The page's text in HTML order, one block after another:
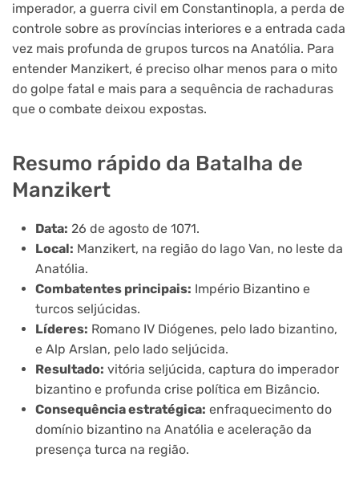
imperador, a guerra civil em Constantinopla, a perda de
controle sobre as províncias interiores e a entrada cada
vez mais profunda de grupos turcos na Anatólia. Para
entender Manzikert, é preciso olhar menos para o mito
do golpe fatal e mais para a sequência de rachaduras
que o combate deixou expostas.
Resumo rápido da Batalha de
Manzikert
Data: 26 de agosto de 1071.
Local: Manzikert, na região do lago Van, no leste da
Anatólia.
Combatentes principais: Império Bizantino e
turcos seljúcidas.
Líderes: Romano IV Diógenes, pelo lado bizantino,
e Alp Arslan, pelo lado seljúcida.
Resultado: vitória seljúcida, captura do imperador
bizantino e profunda crise política em Bizâncio.
Consequência estratégica: enfraquecimento do
domínio bizantino na Anatólia e aceleração da
presença turca na região.